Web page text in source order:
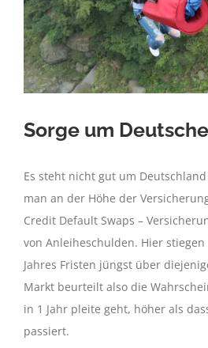
Sorge um
Es steht nicht gut um
man an der Höhe der
Credit Default Swaps –
von Anleiheschulden. Hier
Jahres Fristen jüngst über
Markt beurteilt also die
in 1 Jahr pleite geht, höher als
passiert.